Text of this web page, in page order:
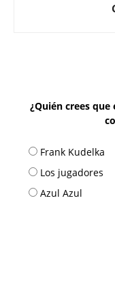
¿Quién crees
Frank Kudelka
Los jugadores
Azul Azul